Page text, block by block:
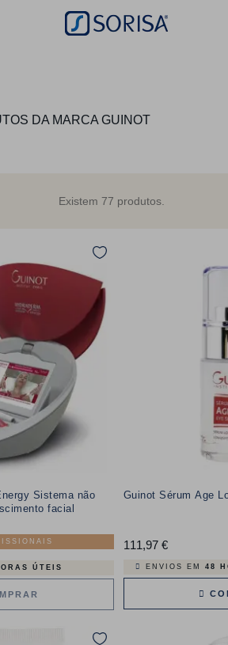
DA MARCA GUINOT
Existem 77 produtos.
Sistema não
facial
ÚTEIS
Guinot Sérum Age
111,97 €Preço
ENVIOS EM 48